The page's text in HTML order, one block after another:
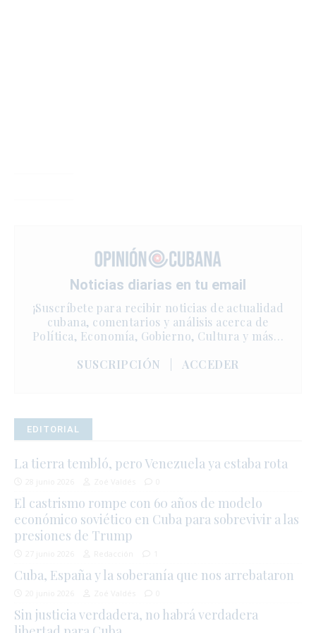
Noticias diarias en tu email
¡Suscríbete para recibir noticias de actualidad
cubana, comentarios y análisis acerca de
Política, Economía, Gobierno, Cultura y más…
SUSCRIPCIÓN
ACCEDER
EDITORIAL
La tierra tembló, pero Venezuela ya estaba rota
El castrismo rompe con 60 años de modelo
económico soviético en Cuba para sobrevivir a las
presiones de Trump
Cuba, España y la soberanía que nos arrebataron
Sin justicia verdadera, no habrá verdadera